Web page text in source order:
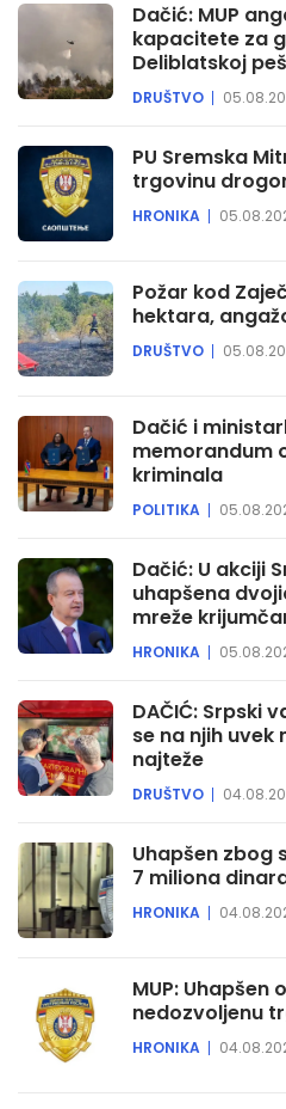
Dačić: MUP
kapacitete za
Deliblatskoj
DRUŠTVO
PU Sremska
trgovinu
HRONIKA
Požar kod
hektara,
DRUŠTVO
Dačić i
memorandum
kriminala
POLITIKA
Dačić: U akciji
uhapšena
mreže
HRONIKA
DAČIĆ: Srpski
se na njih uvek
najteže
DRUŠTVO
Uhapšen zbog
7 miliona
HRONIKA
MUP: Uhapšen
nedozvoljenu
HRONIKA